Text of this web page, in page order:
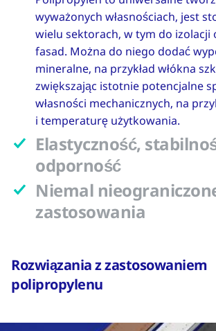
wyważonych własnościach, jest
wielu sektorach, w tym do izolacji
fasad. Można do niego dodać
mineralne, na przykład włókna
zwiększając istotnie potencjalne
własności mechanicznych, na
i temperaturę użytkowania.
Elastyczność,
odporność
Niemal
zastosowania
Rozwiązania z zastosowaniem
polipropylenu